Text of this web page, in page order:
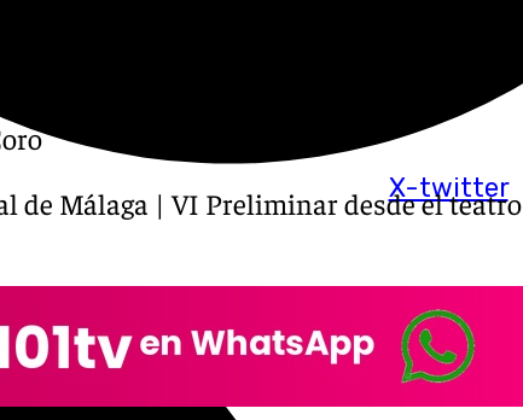
X-twitter
de Málaga | VI Preliminar desde el teatro